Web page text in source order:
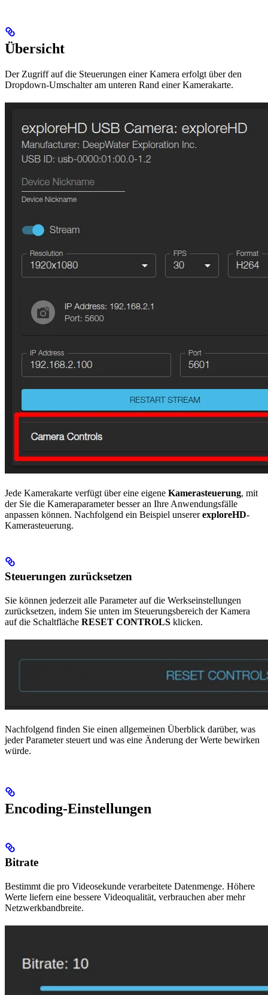
Übersicht
Der Zugriff auf die Steuerungen einer Kamera erfolgt über den
Dropdown-Umschalter am unteren Rand einer Kamerakarte.
Jede Kamerakarte verfügt über eine eigene Kamerasteuerung, mit
der Sie die Kameraparameter besser an Ihre Anwendungsfälle
anpassen können. Nachfolgend ein Beispiel unsererexploreHD-
Kamerasteuerung.
Steuerungen zurücksetzen
Sie können jederzeit alle Parameter auf die Werkseinstellungen
zurücksetzen, indem Sie unten im Steuerungsbereich der Kamera
auf die Schaltfläche RESET CONTROLS klicken.
Nachfolgend finden Sie einen allgemeinen Überblick darüber, was
jeder Parameter steuert und was eine Änderung der Werte bewirken
würde.
Encoding-Einstellungen
Bitrate
Bestimmt die pro Videosekunde verarbeitete Datenmenge. Höhere
Werte liefern eine bessere Videoqualität, verbrauchen aber mehr
Netzwerkbandbreite.